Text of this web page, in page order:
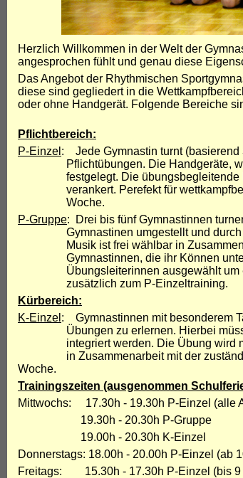
Herzlich Willkommen in der Welt der
angesprochen fühlt und genau diese
Das Angebot der Rhythmischen
diese sind gegliedert in die
oder ohne Handgerät. Folgende Bereiche
Pflichtbereich:
P-Einzel : Jede Gymnastin turnt (basierend
Pflichtübungen. Die Handgeräte,
festgelegt. Die übungsbegleitende
verankert. Perefekt für
Woche.
P-Gruppe: Drei bis fünf Gymnastinnen
Gymnastinen umgestellt und durch
Musik ist frei wählbar in
Gymnastinnen, die ihr Können unter
Übungsleiterinnen ausgewählt um
zusätzlich zum P-Einzeltraining.
Kürbereich:
K-Einzel : Gymnastinnen mit besonderem
Übungen zu erlernen. Hierbei müssen
integriert werden. Die Übung wird mit
in Zusammenarbeit mit der
Woche.
Trainingszeiten (ausgenommen
Mittwochs: 17.30h - 19.30h P-Einzel (alle
19.30h - 20.30h P-Gruppe
19.00h - 20.30h K-Einzel
Donnerstags: 18.00h - 20.00h P-Einzel (ab
Freitags: 15.30h - 17.30h P-Einzel (bis 9